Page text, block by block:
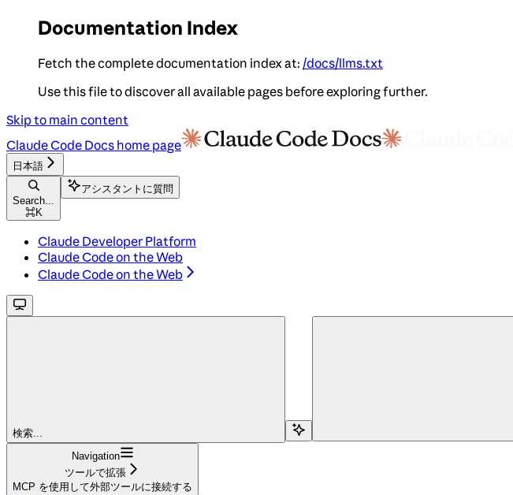
Documentation Index
Fetch the complete documentation index at: /docs/llms.txt
Use this file to discover all available pages before exploring further.
Skip to main content
Claude Code Docs home page
日本語
Search...
⌘K
アシスタントに質問
Claude Developer Platform
Claude Code on the Web
Claude Code on the Web
検索...
Navigation
ツールで拡張
MCP を使用して外部ツールに接続する